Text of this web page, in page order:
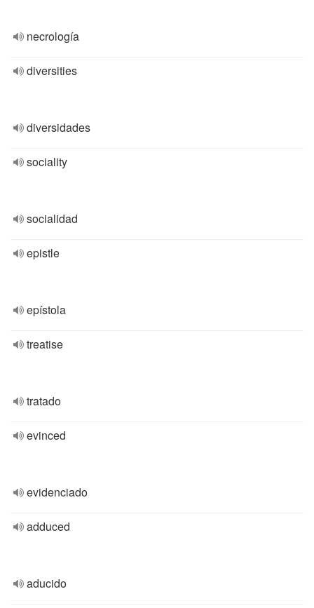
necrología
diversities
diversidades
sociality
socialidad
epistle
epístola
treatise
tratado
evinced
evidenciado
adduced
aducido